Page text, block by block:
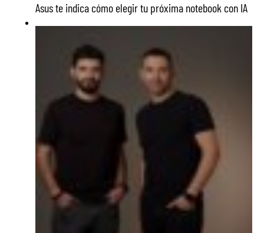
Asus te indica cómo elegir tu próxima notebook con IA